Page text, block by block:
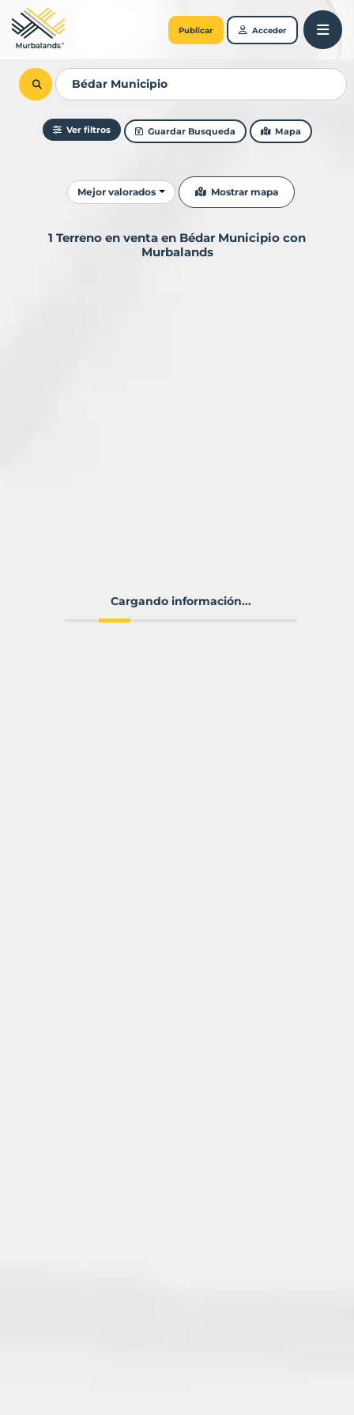
Publicar Acceder
Ver filtros Guardar Busqueda Mapa
Ordenar resultados
Mejor valorados Mostrar mapa
1 Terreno en venta en Bédar Municipio con
Murbalands
Cargando información...